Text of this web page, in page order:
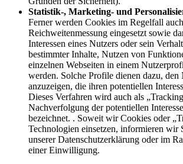
Statistik-, Marketing- und
Ferner werden Cookies im Regelfall
Reichweitenmessung eingesetzt sowie
Interessen eines Nutzers oder sein
bestimmter Inhalte, Nutzen von
einzelnen Webseiten in einem
werden. Solche Profile dienen dazu,
anzuzeigen, die ihren potentiellen
Dieses Verfahren wird auch als
Nachverfolgung der potentiellen
bezeichnet. . Soweit wir Cookies oder
Technologien einsetzen, informieren wir
unserer Datenschutzerklärung oder im
einer Einwilligung.